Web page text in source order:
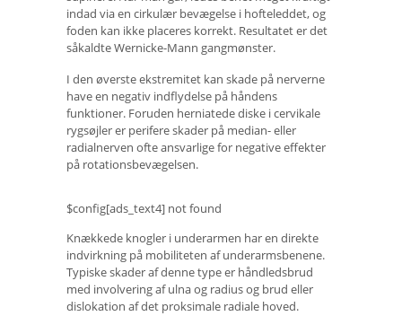
indad via en cirkulær bevægelse i hofteleddet, og
foden kan ikke placeres korrekt. Resultatet er det
såkaldte Wernicke-Mann gangmønster.
I den øverste ekstremitet kan skade på nerverne
have en negativ indflydelse på håndens
funktioner. Foruden herniatede diske i cervikale
rygsøjler er perifere skader på median- eller
radialnerven ofte ansvarlige for negative effekter
på rotationsbevægelsen.
$config[ads_text4] not found
Knækkede knogler i underarmen har en direkte
indvirkning på mobiliteten af ​​underarmsbenene.
Typiske skader af denne type er håndledsbrud
med involvering af ulna og radius og brud eller
dislokation af det proksimale radiale hoved.